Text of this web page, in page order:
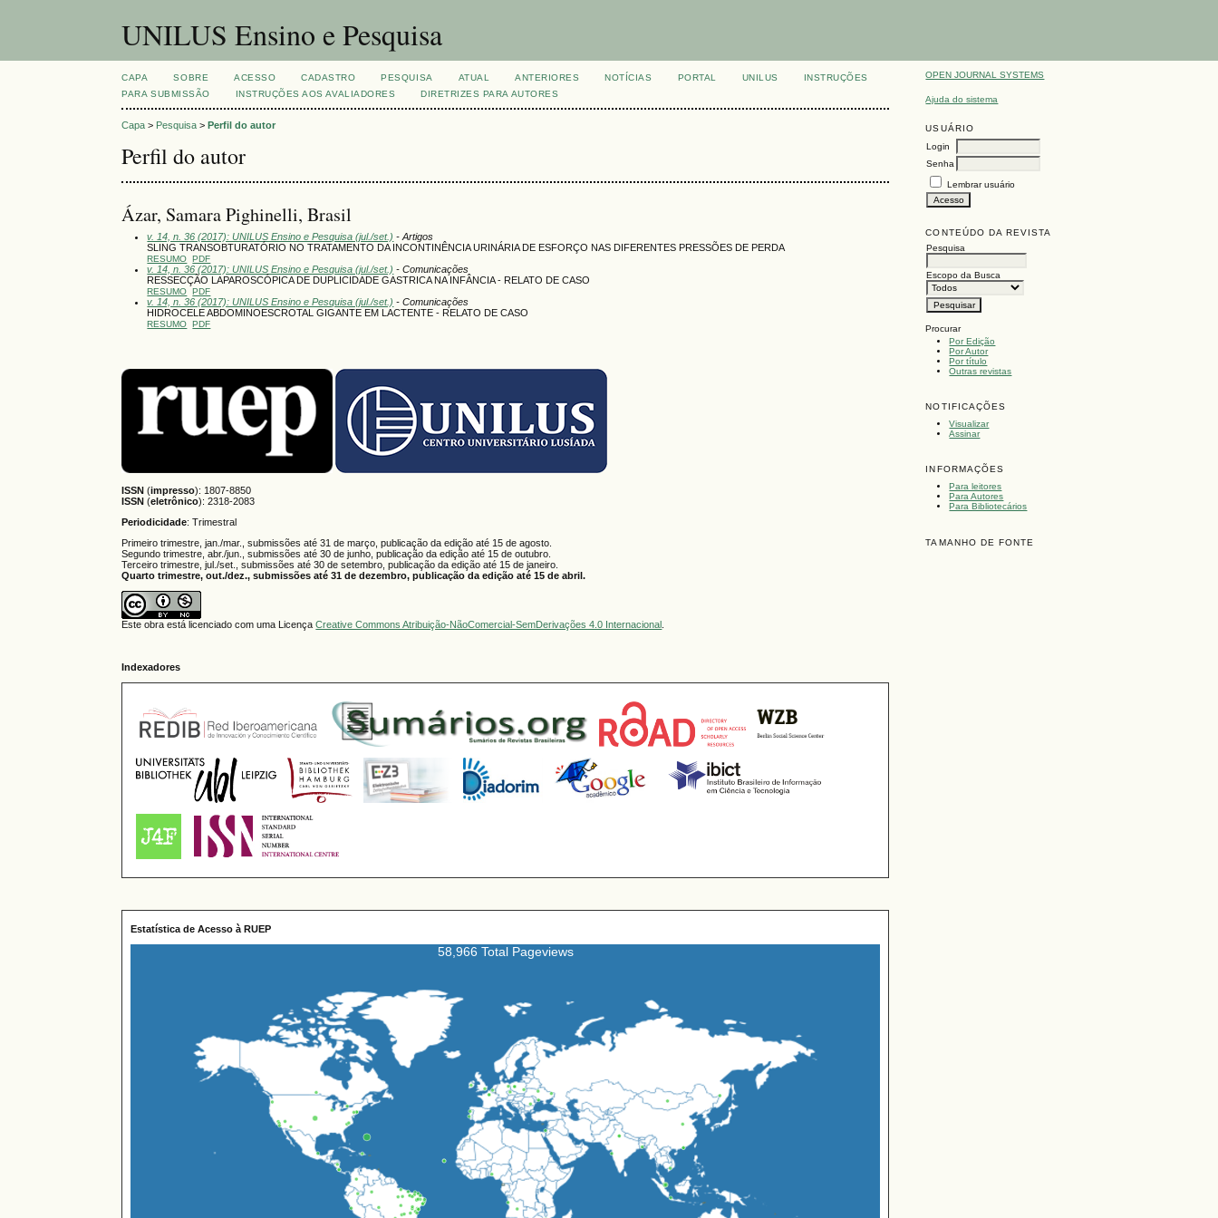
UNILUS Ensino e Pesquisa
OPEN JOURNAL SYSTEMS
Ajuda do sistema
USUÁRIO
Login
Senha
Lembrar usuário
CONTEÚDO DA REVISTA
Pesquisa
Escopo da Busca
Procurar
Por Edição
Por Autor
Por título
Outras revistas
NOTIFICAÇÕES
Visualizar
Assinar
INFORMAÇÕES
Para leitores
Para Autores
Para Bibliotecários
TAMANHO DE FONTE
CAPA SOBRE ACESSO CADASTRO PESQUISA ATUAL ANTERIORES NOTÍCIAS PORTAL UNILUS
INSTRUÇÕES
PARA SUBMISSÃO
INSTRUÇÕES AOS AVALIADORES DIRETRIZES PARA AUTORES
Capa > Pesquisa >Perfil do autor
Perfil do autor
Ázar, Samara Pighinelli, Brasil
v. 14, n. 36 (2017): UNILUS Ensino e Pesquisa (jul./set.) - Artigos
SLING TRANSOBTURATÓRIO NO TRATAMENTO DA INCONTINÊNCIA URINÁRIA DE ESFORÇO NAS DIFERENTES PRESSÕES DE PERDA
RESUMO PDF
v. 14, n. 36 (2017): UNILUS Ensino e Pesquisa (jul./set.) - Comunicações
RESSECÇÃO LAPAROSCÓPICA DE DUPLICIDADE GASTRICA NA INFÂNCIA - RELATO DE CASO
RESUMO PDF
v. 14, n. 36 (2017): UNILUS Ensino e Pesquisa (jul./set.) - Comunicações
HIDROCELE ABDOMINOESCROTAL GIGANTE EM LACTENTE - RELATO DE CASO
RESUMO PDF
ISSN (impresso): 1807-8850
ISSN (eletrônico):2318-2083
Periodicidade: Trimestral
Primeiro trimestre, jan./mar., submissões até 31 de março, publicação da edição até 15 de agosto.
Segundo trimestre, abr./jun., submissões até 30 de junho, publicação da edição até 15 de outubro.
Terceiro trimestre, jul./set., submissões até 30 de setembro, publicação da edição até 15 de janeiro.
Quarto trimestre, out./dez., submissões até 31 de dezembro, publicação da edição até 15 de abril.
Este obra está licenciado com uma LicençaCreative Commons Atribuição-NãoComercial-SemDerivações 4.0 Internacional
Indexadores
Estatística de Acesso à RUEP
58,966 Total Pageviews